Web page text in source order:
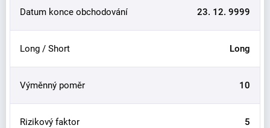
Datum konce obchodování 23. 12. 9999
Long / Short Long
Výměnný poměr 10
Rizikový faktor 5